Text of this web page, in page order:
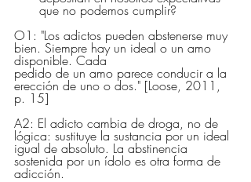
que no podemos cumplir?
O1: "Los adictos pueden abstenerse muy
bien. Siempre hay un ideal o un amo
disponible. Cada
pedido de un amo parece conducir a la
erección de uno o dos." [Loose, 2011,
p. 15]
A2: El adicto cambia de droga, no de
lógica: sustituye la sustancia por un ideal
igual de absoluto. La abstinencia
sostenida por un ídolo es otra forma de
adicción.